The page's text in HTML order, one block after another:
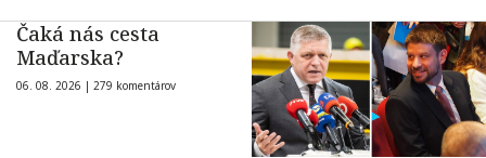
Čaká nás cesta
Maďarska?
06. 08. 2026 | 279 komentárov